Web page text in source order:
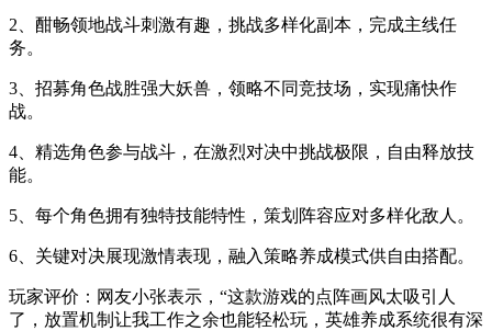
2、酣畅领地战斗刺激有趣，挑战多样化副本，完成主线任
务。
3、招募角色战胜强大妖兽，领略不同竞技场，实现痛快作
战。
4、精选角色参与战斗，在激烈对决中挑战极限，自由释放技
能。
5、每个角色拥有独特技能特性，策划阵容应对多样化敌人。
6、关键对决展现激情表现，融入策略养成模式供自由搭配。
玩家评价：网友小张表示，“这款游戏的点阵画风太吸引人
了，放置机制让我工作之余也能轻松玩，英雄养成系统很有深